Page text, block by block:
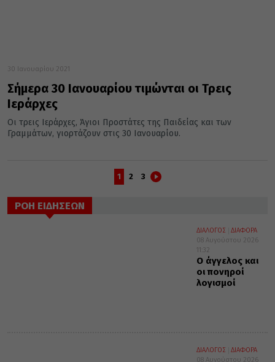
30 Ιανουαρίου 2021
Σήμερα 30 Ιανουαρίου τιμώνται οι Τρεις
Ιεράρχες
Οι τρεις Ιεράρχες, Άγιοι Προστάτες της Παιδείας και των
Γραμμάτων, γιορτάζουν στις 30 Ιανουαρίου.
1 2 3
ΡΟΗ ΕΙΔΗΣΕΩΝ
ΔΙΑΛΟΓΟΣ
ΔΙΑΦΟΡΑ
08 Αυγούστου 2026
11:32
Ο άγγελος και
οι πονηροί
λογισμοί
ΔΙΑΛΟΓΟΣ
ΔΙΑΦΟΡΑ
08 Αυγούστου 2026